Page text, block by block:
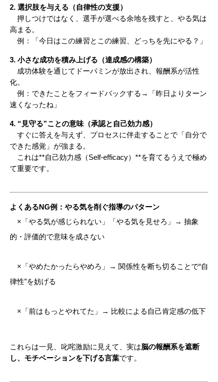
2. 選択肢を与える（自律性の支援）
押しつけではなく、選手が選べる余地を残すと、やる気は
高まる。
例：「今日はこの練習とこの練習、どっちを先にやる？」
3. 小さな成功を積み上げる（達成感の構築）
成功体験を通じてドーパミンが放出され、報酬系が活性
化。
例：できたことをフィードバックする→「昨日よりターン
速くなったね」
4. “見守る”ことの意味（承認と自己効力感）
すぐに答えを与えず、プロセスに伴走することで「自分で
できた感覚」が強まる。
これは**自己効力感（Self-efficacy）**を育てるうえで極め
て重要です。
よくあるNG例：やる気を削ぐ指導のパターン
×「やる気が感じられない」「やる気を見せろ」→ 抽象
的・評価的で意味を成さない
×「やめたかったらやめろ」→ 関係性を断ち切ることで“自
律性”を妨げる
×「前はもっとやれてた」→ 比較による自己肯定感の低下
これらは一見、叱咤激励に見えて、実は脳の報酬系を遮断
し、モチベーションを下げる言葉です。